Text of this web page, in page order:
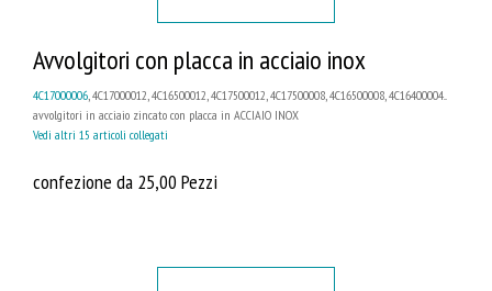
Avvolgitori con placca in acciaio inox
4C17000006, 4C17000012, 4C16500012, 4C17500012, 4C17500008, 4C16500008, 4C16400004...
avvolgitori in acciaio zincato con placca in ACCIAIO INOX
Vedi altri 15 articoli collegati
confezione da 25,00 Pezzi